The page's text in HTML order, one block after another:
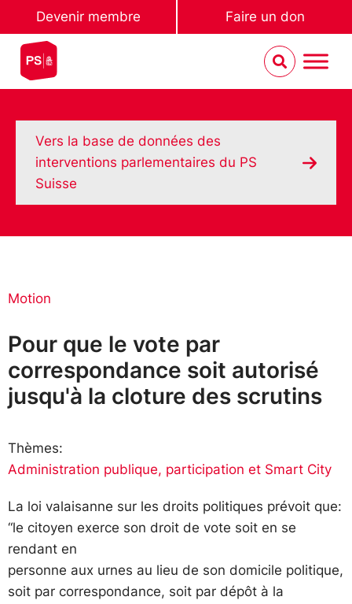
Devenir membre Faire un don
Vers la base de données des
interventions parlementaires du PS
Suisse
Motion
Pour que le vote par
correspondance soit autorisé
jusqu'à la cloture des scrutins
Thèmes:
Administration publique, participation et Smart City
La loi valaisanne sur les droits politiques prévoit que:
“le citoyen exerce son droit de vote soit en se
rendant en
personne aux urnes au lieu de son domicile politique,
soit par correspondance, soit par dépôt à la